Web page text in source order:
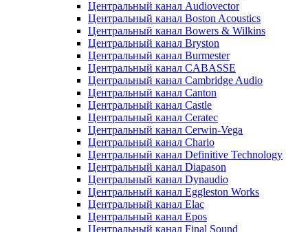
Центральный канал Audiovector
Центральный канал Boston Acoustics
Центральный канал Bowers & Wilkins
Центральный канал Bryston
Центральный канал Burmester
Центральный канал CABASSE
Центральный канал Cambridge Audio
Центральный канал Canton
Центральный канал Castle
Центральный канал Ceratec
Центральный канал Cerwin-Vega
Центральный канал Chario
Центральный канал Definitive Technology
Центральный канал Diapason
Центральный канал Dynaudio
Центральный канал Eggleston Works
Центральный канал Elac
Центральный канал Epos
Центральный канал Final Sound